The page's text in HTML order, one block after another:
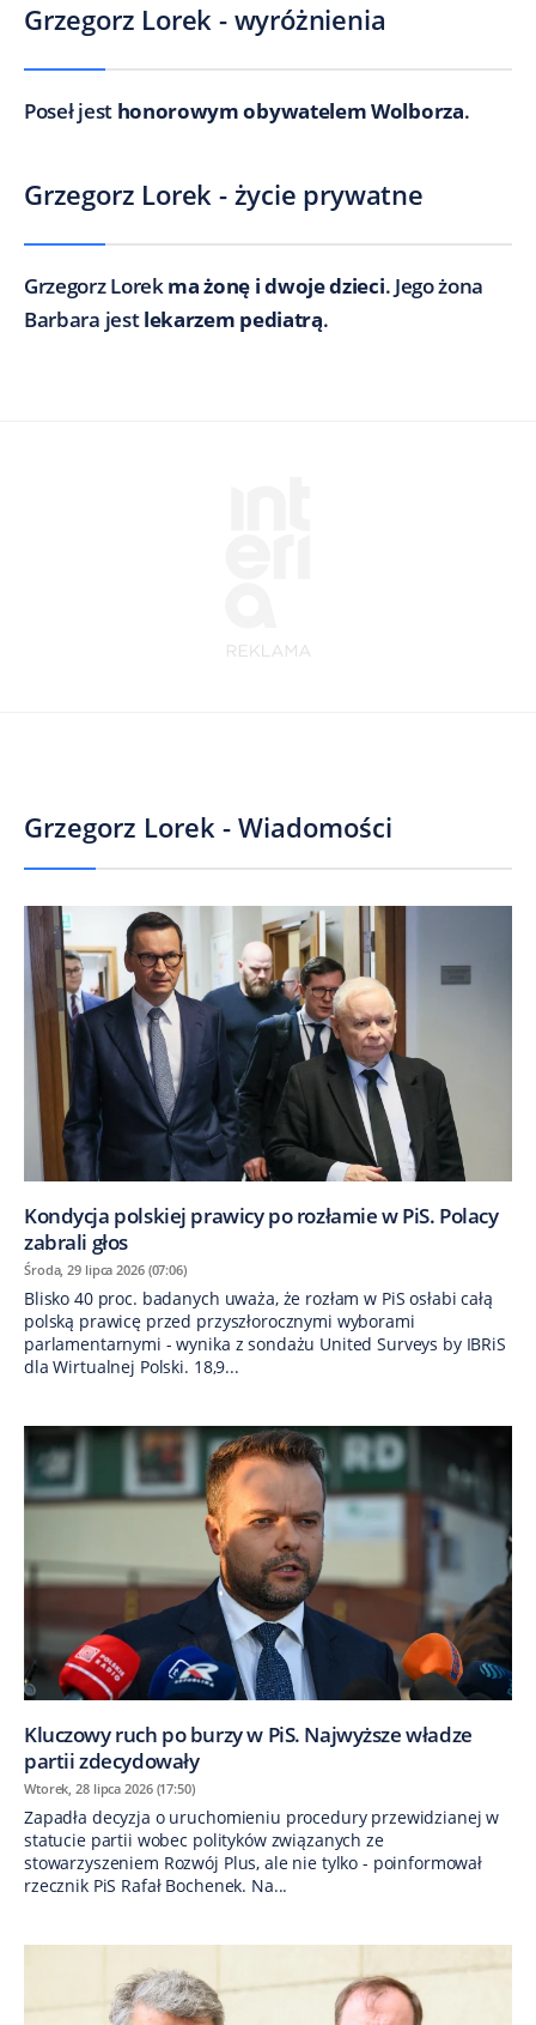
Grzegorz Lorek - wyróżnienia
Poseł jest honorowym obywatelem Wolborza.
Grzegorz Lorek - życie prywatne
Grzegorz Lorekma żonę i dwoje dzieci. Jego żona
Barbara jestlekarzem pediatrą.
Grzegorz Lorek - Wiadomości
Kondycja polskiej prawicy po rozłamie w PiS. Polacy
zabrali głos
Środa, 29 lipca 2026 (07:06)
Blisko 40 proc. badanych uważa, że rozłam w PiS osłabi całą
polską prawicę przed przyszłorocznymi wyborami
parlamentarnymi - wynika z sondażu United Surveys by IBRiS
dla Wirtualnej Polski. 18,9...
Kluczowy ruch po burzy w PiS. Najwyższe władze
partii zdecydowały
Wtorek, 28 lipca 2026 (17:50)
Zapadła decyzja o uruchomieniu procedury przewidzianej w
statucie partii wobec polityków związanych ze
stowarzyszeniem Rozwój Plus, ale nie tylko - poinformował
rzecznik PiS Rafał Bochenek. Na...